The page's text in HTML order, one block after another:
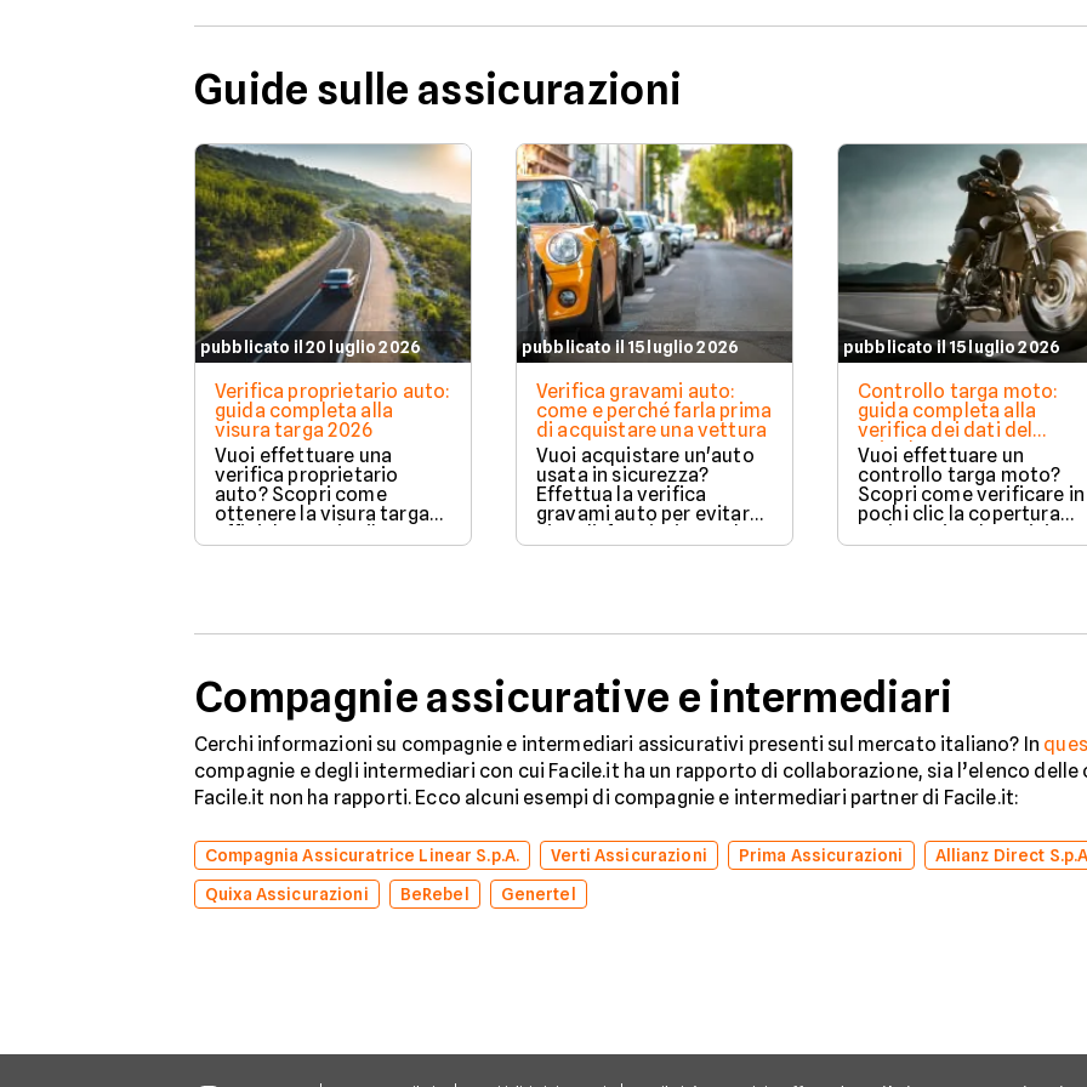
Guide sulle assicurazioni
pubblicato il 20 luglio 2026
Verifica proprietario auto:
guida completa alla
visura targa 2026
Vuoi effettuare una
verifica proprietario
auto? Scopri come
ottenere la visura targa
ufficiale tramite il PRA per
controllare dati e vincoli
pubblicato il 15 luglio 2026
Verifica gravami auto:
come e perché farla prima
di acquistare una vettura
Vuoi acquistare un'auto
usata in sicurezza?
Effettua la verifica
gravami auto per evitare
vincoli, fermi o ipoteche.
Scopri come tutelare il
pubblicato il 15 luglio 2026
Controllo targa moto:
guida completa alla
verifica dei dati del
veicolo
Vuoi effettuare un
controllo targa moto?
Scopri come verificare in
pochi clic la copertura
assicurativa, la revisione
e lo stato legale del
Compagnie assicurative e intermediari
Cerchi informazioni su compagnie e intermediari assicurativi presenti sul mercato italiano? In
compagnie e degli intermediari con cui Facile.it ha un rapporto di collaborazione, sia l’elenco
Facile.it non ha rapporti. Ecco alcuni esempi di compagnie e intermediari partner di Facile.it:
Compagnia Assicuratrice Linear S.p.A. Verti Assicurazioni Prima Assicurazioni Allianz Direct
Quixa Assicurazioni
BeRebel Genertel